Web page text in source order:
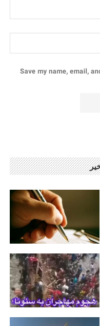
Save my name, email,